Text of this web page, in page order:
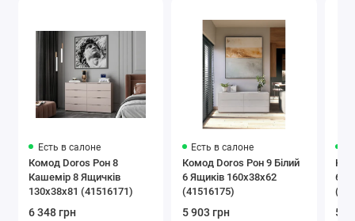
Есть в салоне
Комод Doros Рон 8
Кашемір 8 Ящичків
130х38х81 (41516171)
6 348 грн
Есть в салоне
Комод Doros Рон 9 Білий
6 Ящиків 160х38х62
(41516175)
5 903 грн
6
5